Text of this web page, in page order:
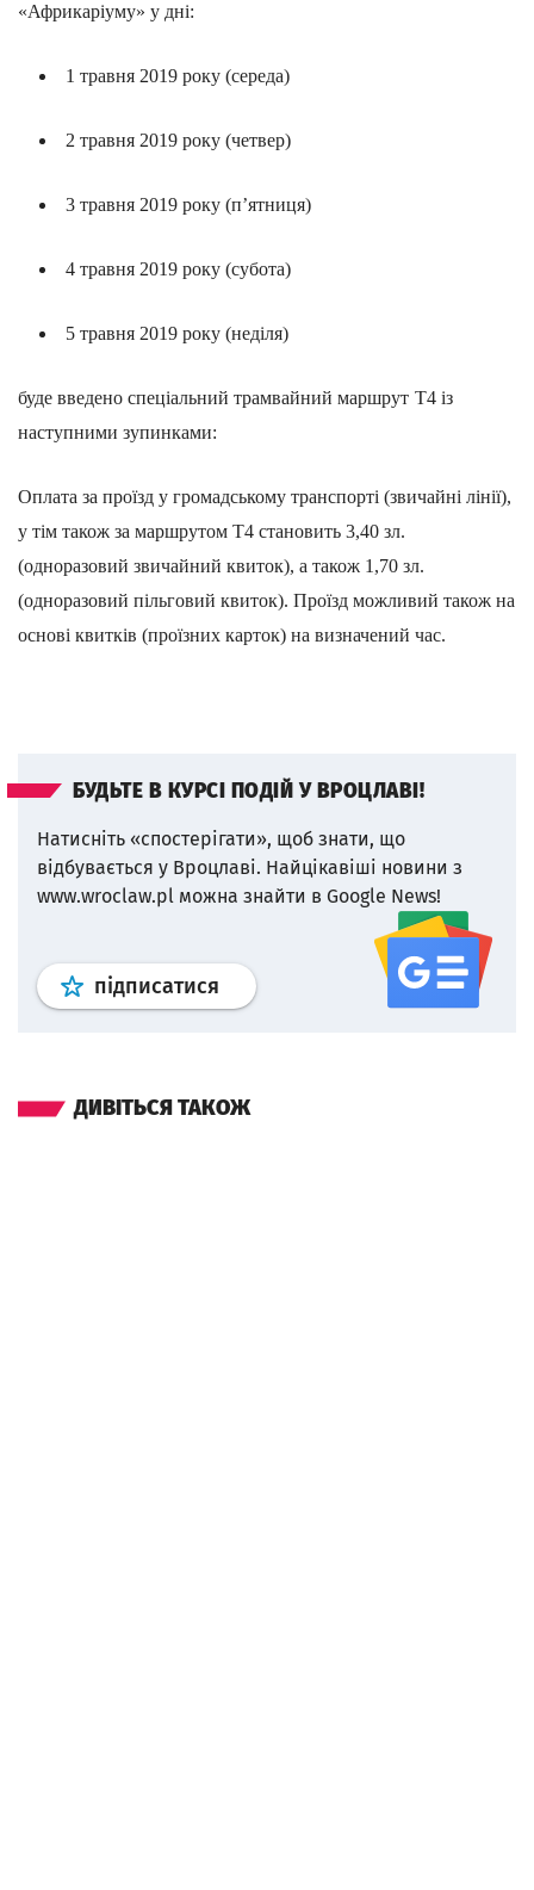
«Африкаріуму» у дні:
1 травня 2019 року (середа)
2 травня 2019 року (четвер)
3 травня 2019 року (п’ятниця)
4 травня 2019 року (субота)
5 травня 2019 року (неділя)
буде введено спеціальний трамвайний маршрут T4 із
наступними зупинками:
Оплата за проїзд у громадському транспорті (звичайні лінії),
у тім також за маршрутом T4 становить 3,40 зл.
(одноразовий звичайний квиток), а також 1,70 зл.
(одноразовий пільговий квиток). Проїзд можливий також на
основі квитків (проїзних карток) на визначений час.
БУДЬТЕ В КУРСІ ПОДІЙ У ВРОЦЛАВІ!
Натисніть «спостерігати», щоб знати, що
відбувається у Вроцлаві. Найцікавіші новини з
www.wroclaw.pl можна знайти в Google News!
підписатися Профіль google news
ДИВІТЬСЯ ТАКОЖ